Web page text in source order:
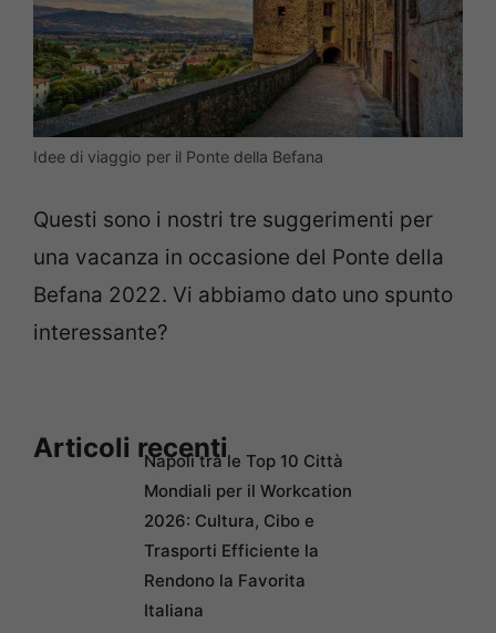
Idee di viaggio per il Ponte della Befana
Questi sono i nostri tre suggerimenti per
una vacanza in occasione del Ponte della
Befana 2022. Vi abbiamo dato uno spunto
interessante?
Articoli recentiNapoli tra le Top 10 Città
Mondiali per il Workcation
2026: Cultura, Cibo e
Trasporti Efficiente la
Rendono la Favorita
Italiana